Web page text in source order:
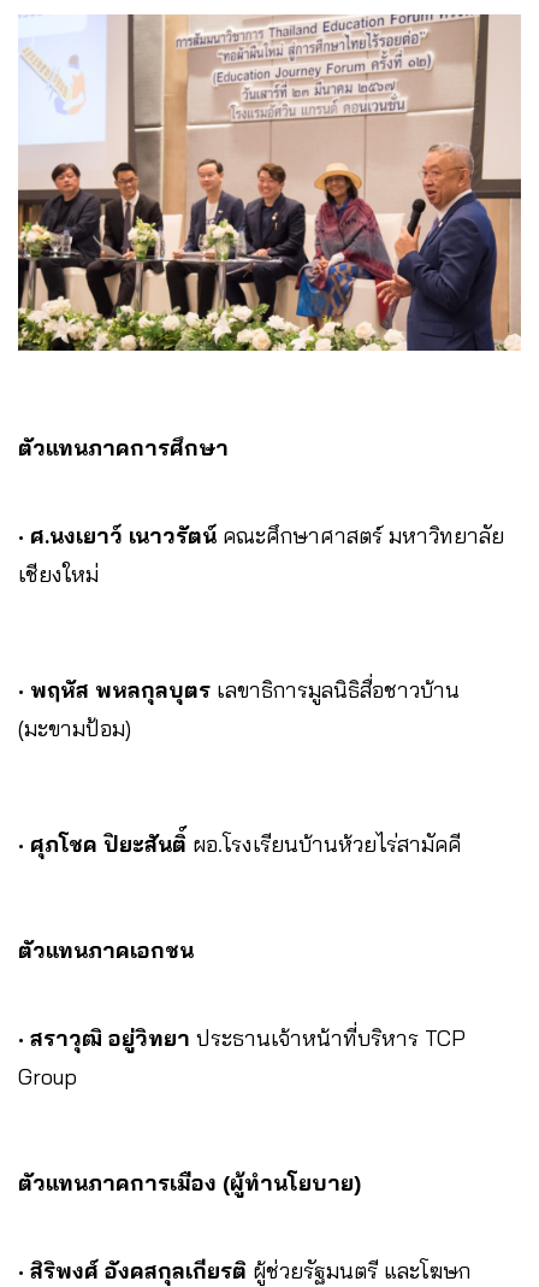
ตัวแทนภาคการศึกษา
• ศ.นงเยาว์ เนาวรัตน์ คณะศึกษาศาสตร์ มหาวิทยาลัย
เชียงใหม่
• พฤหัส พหลกุลบุตร เลขาธิการมูลนิธิสื่อชาวบ้าน
(มะขามป้อม)
• ศุภโชค ปิยะสันติ์ ผอ.โรงเรียนบ้านห้วยไร่สามัคคี
ตัวแทนภาคเอกชน
• สราวุฒิ อยู่วิทยา ประธานเจ้าหน้าที่บริหาร TCP
Group
ตัวแทนภาคการเมือง (ผู้ทำนโยบาย)
• สิริพงศ์ อังคสกุลเกียรติ ผู้ช่วยรัฐมนตรี และโฆษก